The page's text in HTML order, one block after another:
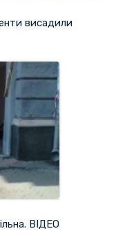
висадили
ВІДЕО